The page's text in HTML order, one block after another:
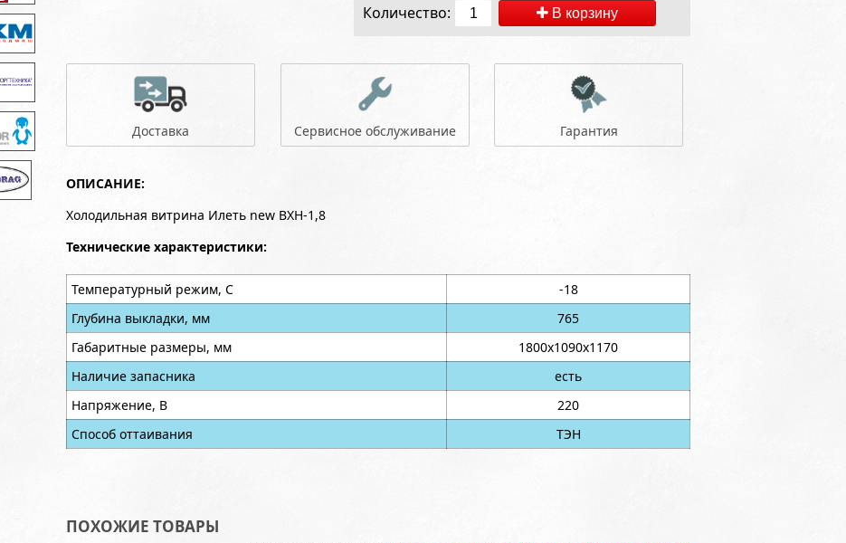
Количество:
В корзину
Доставка Сервисное обслуживание Гарантия
ОПИСАНИЕ:
Холодильная витрина Илеть new ВХН-1,8
Технические характеристики:
Температурный режим, С
-18
Глубина выкладки, мм
765
Габаритные размеры, мм
1800х1090х1170
Наличие запасника
есть
Напряжение, В
220
Способ оттаивания
ТЭН
ПОХОЖИЕ ТОВАРЫ